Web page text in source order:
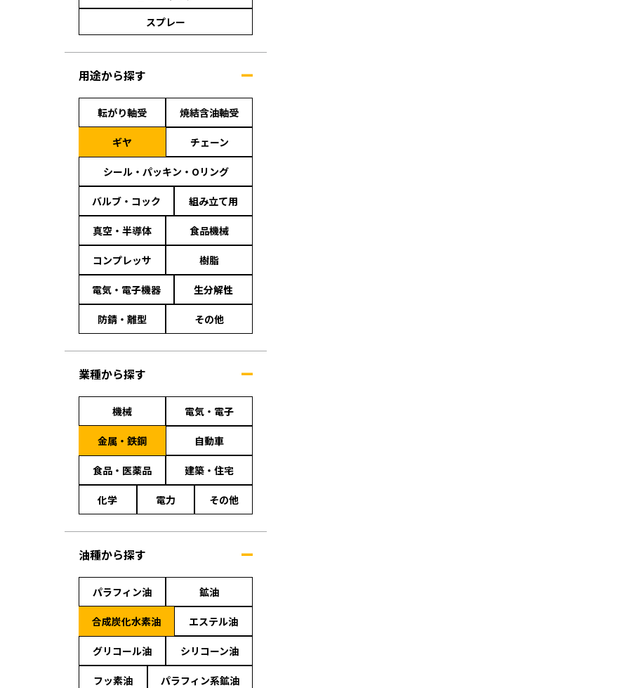
スプレー
用途から探す
転がり軸受 焼結含油軸受
ギヤ チェーン
シール・パッキン・Oリング
バルブ・コック 組み立て用
真空・半導体 食品機械
コンプレッサ 樹脂
電気・電子機器 生分解性
防錆・離型 その他
業種から探す
機械 電気・電子
金属・鉄鋼 自動車
食品・医薬品 建築・住宅
化学 電力 その他
油種から探す
パラフィン油 鉱油
合成炭化水素油 エステル油
グリコール油 シリコーン油
フッ素油 パラフィン系鉱油